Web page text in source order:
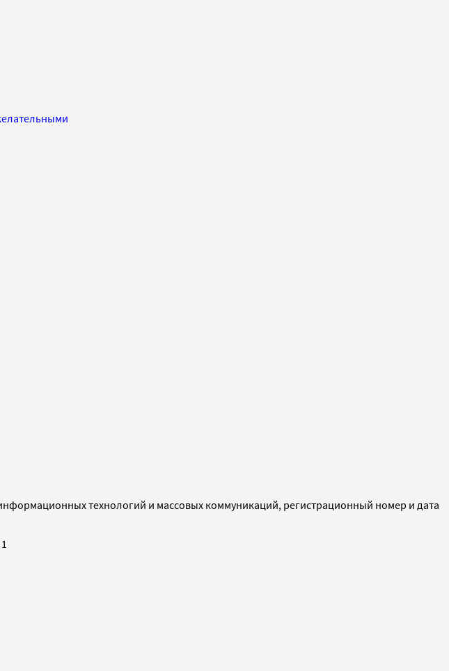
технологий и массовых коммуникаций, регистрационный номер и дата